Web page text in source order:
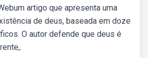
artigo que apresenta uma
de deus, baseada em doze
O autor defende que deus é